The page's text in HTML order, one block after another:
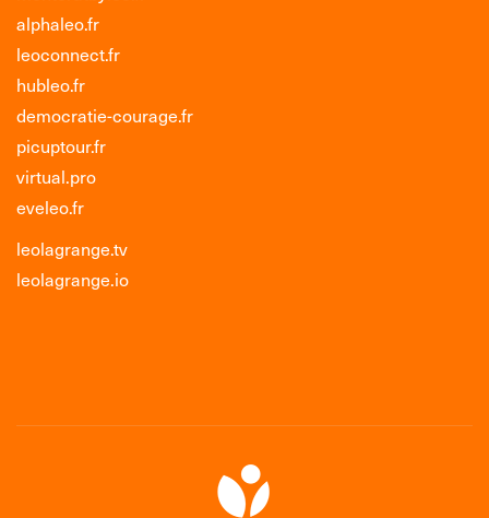
alphaleo.fr
leoconnect.fr
hubleo.fr
democratie-courage.fr
picuptour.fr
virtual.pro
eveleo.fr
leolagrange.tv
leolagrange.io